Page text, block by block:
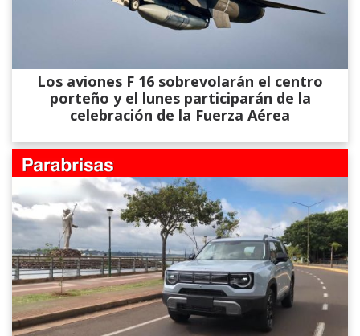
Los aviones F 16 sobrevolarán el centro
porteño y el lunes participarán de la
celebración de la Fuerza Aérea